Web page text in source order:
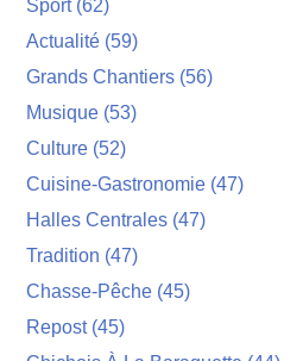
Sport(62)
Actualité (59)
Grands Chantiers (56)
Musique (53)
Culture (52)
Cuisine-Gastronomie (47)
Halles Centrales (47)
Tradition (47)
Chasse-Pêche (45)
Repost(45)